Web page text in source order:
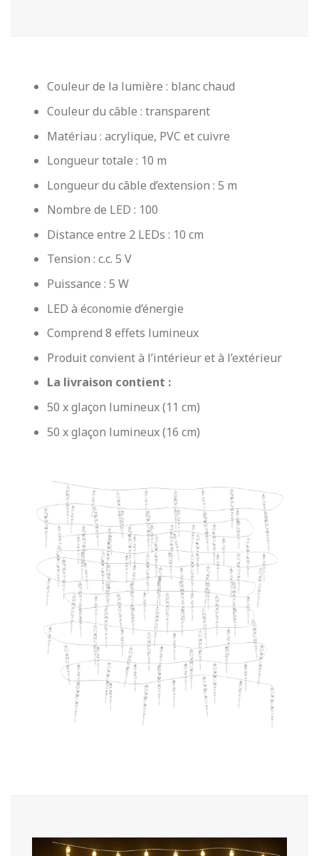
Couleur de la lumière : blanc chaud
Couleur du câble : transparent
Matériau : acrylique, PVC et cuivre
Longueur totale : 10 m
Longueur du câble d’extension : 5 m
Nombre de LED : 100
Distance entre 2 LEDs : 10 cm
Tension : c.c. 5 V
Puissance : 5 W
LED à économie d’énergie
Comprend 8 effets lumineux
Produit convient à l’intérieur et à l’extérieur
La livraison contient :
50 x glaçon lumineux (11 cm)
50 x glaçon lumineux (16 cm)